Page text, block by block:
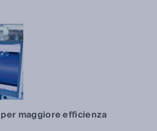
maggiore efficienza